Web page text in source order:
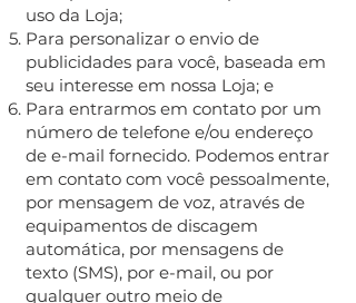
uso da Loja;
Para personalizar o envio de
publicidades para você, baseada em
seu interesse em nossa Loja; e
Para entrarmos em contato por um
número de telefone e/ou endereço
de e-mail fornecido. Podemos entrar
em contato com você pessoalmente,
por mensagem de voz, através de
equipamentos de discagem
automática, por mensagens de
texto (SMS), por e-mail, ou por
qualquer outro meio de